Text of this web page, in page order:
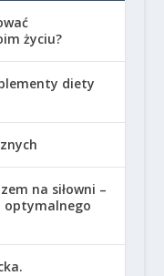
życiu?
diety
na siłowni –
optymalnego